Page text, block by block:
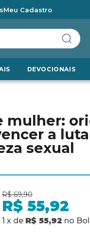
Meu Cadastro
DEVOCIONAIS
mulher:
a
sexual
R$ 69,90
R$ 55,92
1 x de R$ 55,92 no